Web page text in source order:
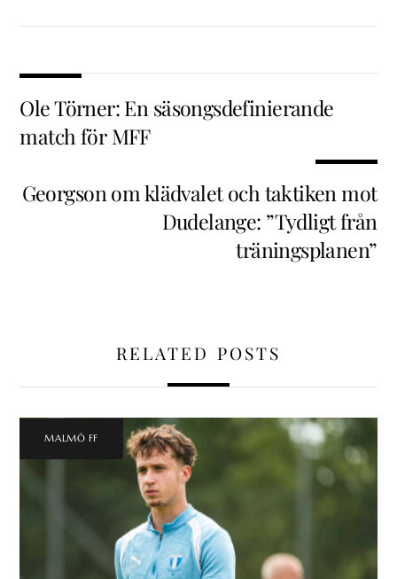
Ole Törner: En säsongsdefinierande
match för MFF
Georgson om klädvalet och taktiken mot
Dudelange: ”Tydligt från
träningsplanen”
RELATED POSTS
MALMÖ FF